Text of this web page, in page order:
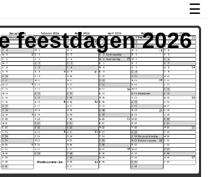
en feestdagen
☰
feestdagen 2026